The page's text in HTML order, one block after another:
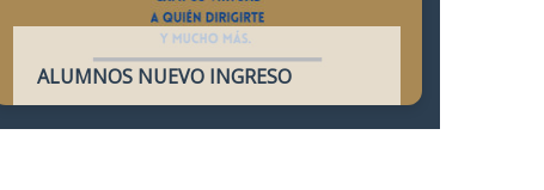
ALUMNOS NUEVO INGRESO